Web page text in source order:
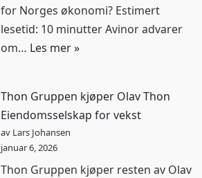
for Norges økonomi? Estimert
lesetid: 10 minutter Avinor advarer
om… Les mer »
Thon Gruppen kjøper Olav Thon
Eiendomsselskap for vekst
av Lars Johansen
januar 6, 2026
Thon Gruppen kjøper resten av Olav